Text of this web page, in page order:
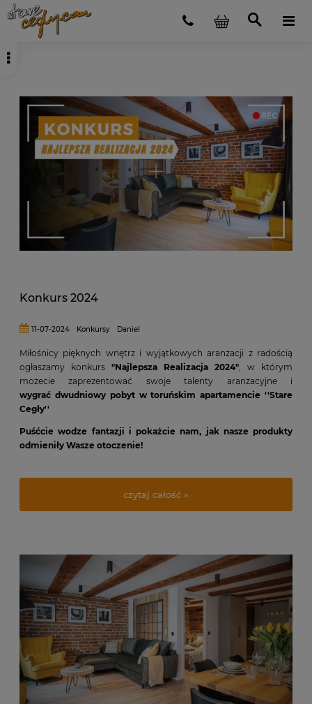
Konkurs 2024
11-07-2024 Konkursy Daniel
Miłośnicy pięknych wnętrz i wyjątkowych aranżacji z radością
ogłaszamy konkurs "Najlepsza Realizacja 2024", w którym
możecie zaprezentować swoje talenty aranżacyjne i
wygrać dwudniowy pobyt w toruńskim apartamencie ''Stare
Cegły''
Puśćcie wodze fantazji i pokażcie nam, jak nasze produkty
odmieniły Wasze otoczenie!
czytaj całość »